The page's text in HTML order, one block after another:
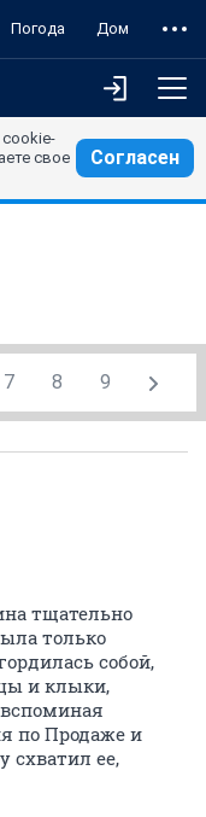
Погода Дом
свое
Согласен
7 8 9
тщательно
только
собой,
и клыки,
по Продаже и
схватил ее,